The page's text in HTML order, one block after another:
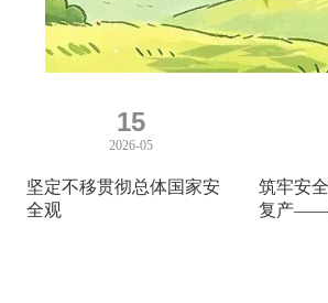
15
2026-05
坚定不移贯彻总体国家安
全观
筑牢安
复产——